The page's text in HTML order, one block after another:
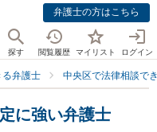
弁護士の方はこちら
探す 閲覧履歴 マイリスト ログイン
弁護士 中央区で法律相談で
に強い弁護士